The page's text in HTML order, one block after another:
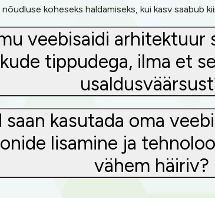
koheseks haldamiseks, kui kasv saabub
veebisaidi
tippudega, ilma et
kasutada oma
lisamine ja
vähem häiriv?